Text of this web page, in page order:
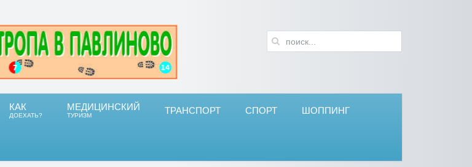
КАК
ДОЕХАТЬ?
МЕДИЦИНСКИЙ
ТУРИЗМ ТРАНСПОРТ СПОРТ ШОППИНГ